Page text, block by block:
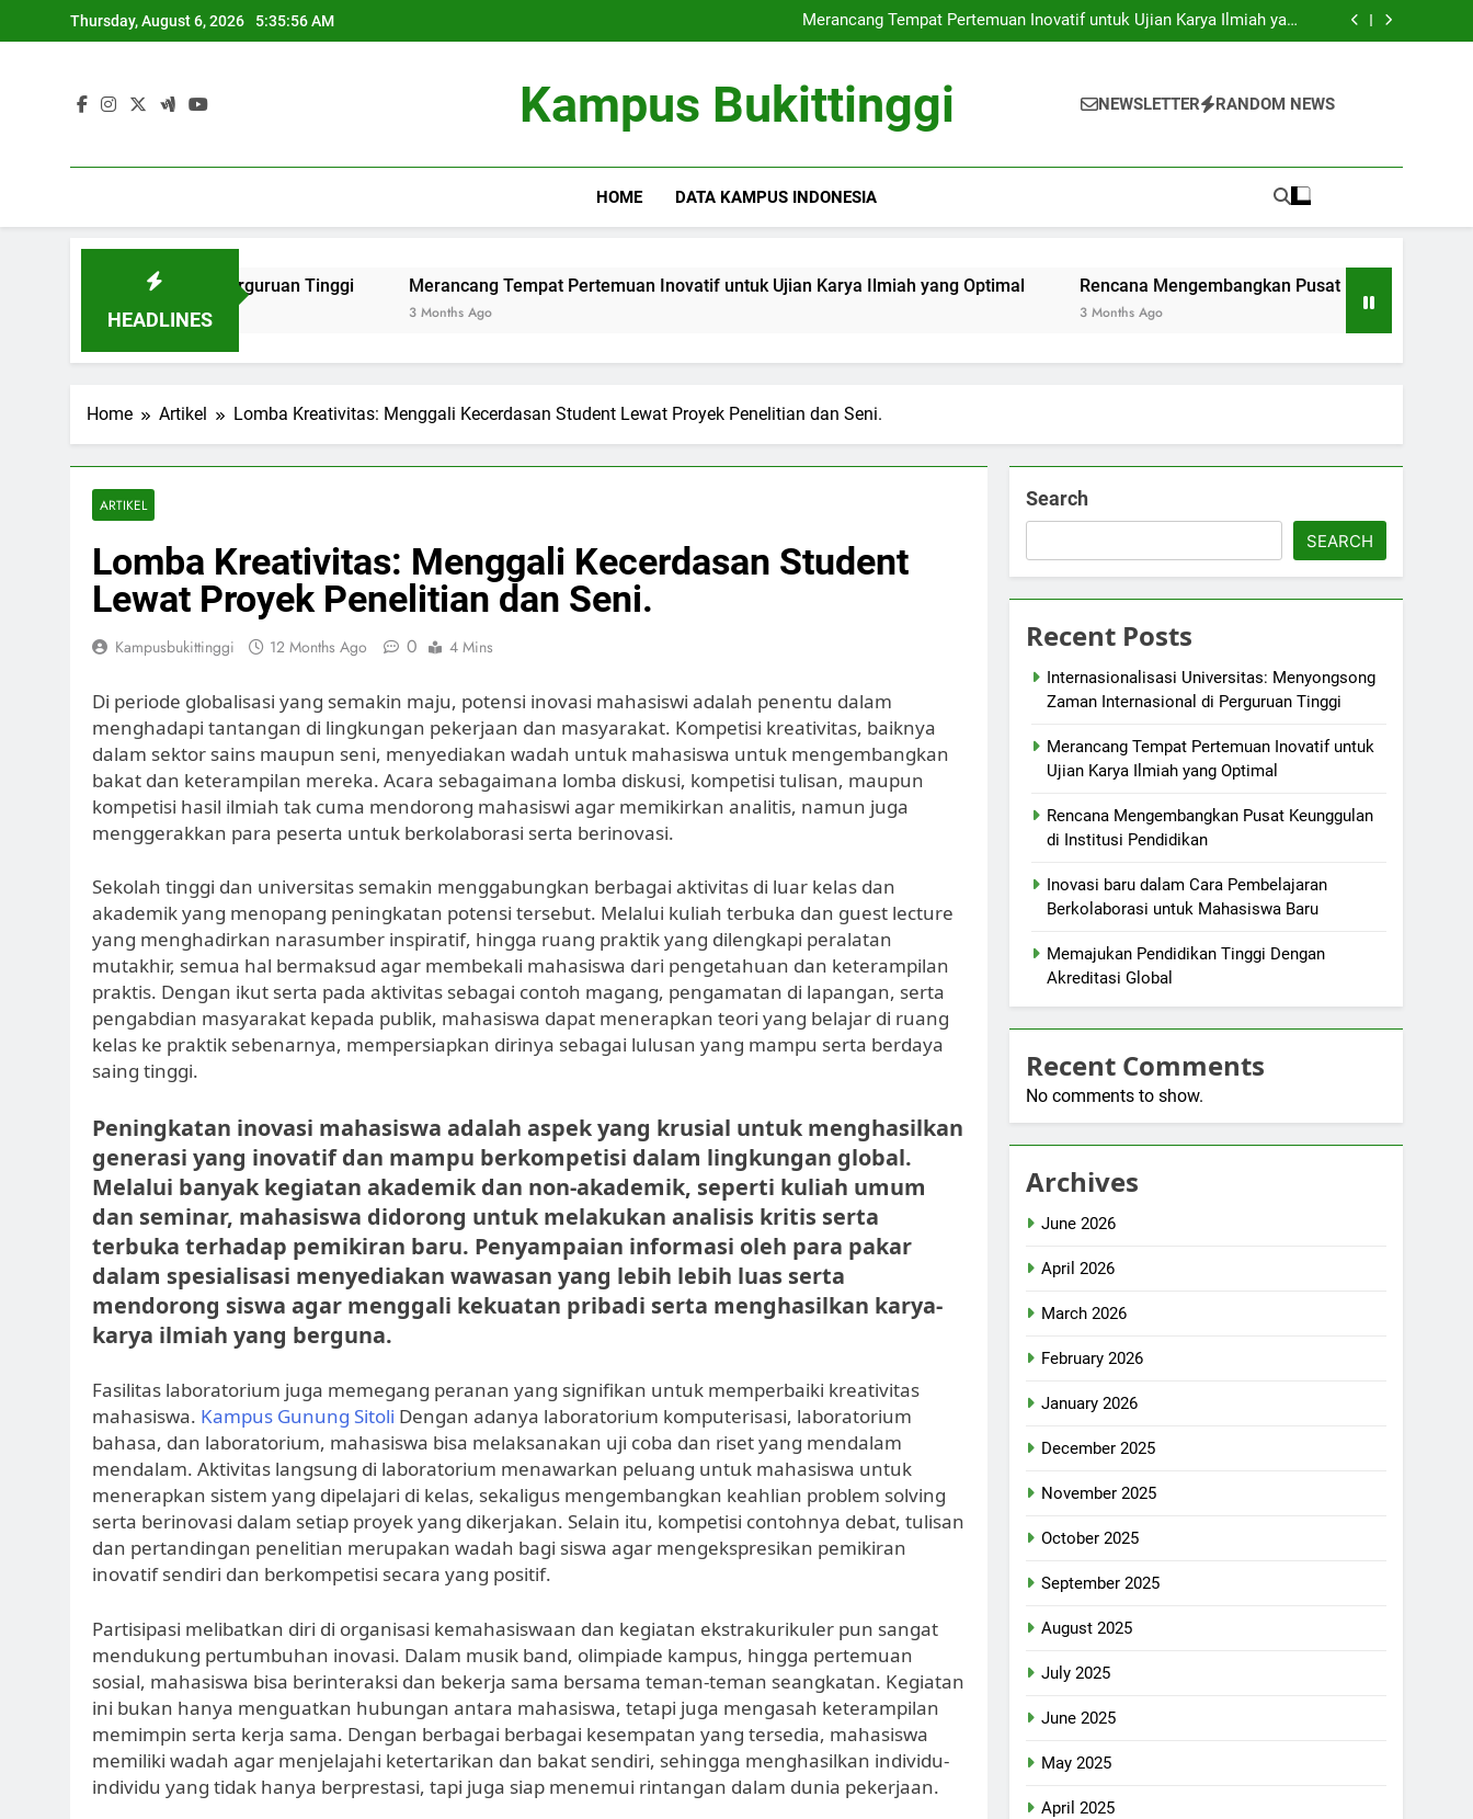
to
Thursday, August 6, 2026 5:35:57 AM
Perguruan Tinggi
Merancang Tempat Pertemuan Inovatif untuk Ujian Karya Ilmiah yang
Optimal
Rencana Mengembangkan Pusat Keunggulan di Institusi Pendidikan
Perguruan Tinggi
Merancang Tempat Pertemuan Inovatif untuk Ujian Karya Ilmiah yang
Rencana Mengembangkan Pusat Keunggulan di Institusi Pendidikan
Kampus Bukittinggi NEWSLETTER RANDOM NEWS
HOME DATA KAMPUS INDONESIA
HEADLINES
di Perguruan Tinggi Merancang Tempat Pertemuan Inovatif untuk Ujian Karya Ilmiah yang Optimal Rencana Mengembangkan Pusat Keunggulan di Institusi
Home Artikel Lomba Kreativitas: Menggali Kecerdasan Student Lewat Proyek Penelitian dan Seni.
ARTIKEL
Lomba Kreativitas: Menggali Kecerdasan Student
Lewat Proyek Penelitian dan Seni.
Kampusbukittinggi 12 Months Ago 0 4 Mins
Di periode globalisasi yang semakin maju, potensi inovasi mahasiswi adalah penentu dalam
menghadapi tantangan di lingkungan pekerjaan dan masyarakat. Kompetisi kreativitas, baiknya
dalam sektor sains maupun seni, menyediakan wadah untuk mahasiswa untuk mengembangkan
bakat dan keterampilan mereka. Acara sebagaimana lomba diskusi, kompetisi tulisan, maupun
kompetisi hasil ilmiah tak cuma mendorong mahasiswi agar memikirkan analitis, namun juga
menggerakkan para peserta untuk berkolaborasi serta berinovasi.
Sekolah tinggi dan universitas semakin menggabungkan berbagai aktivitas di luar kelas dan
akademik yang menopang peningkatan potensi tersebut. Melalui kuliah terbuka dan guest lecture
yang menghadirkan narasumber inspiratif, hingga ruang praktik yang dilengkapi peralatan
mutakhir, semua hal bermaksud agar membekali mahasiswa dari pengetahuan dan keterampilan
praktis. Dengan ikut serta pada aktivitas sebagai contoh magang, pengamatan di lapangan, serta
pengabdian masyarakat kepada publik, mahasiswa dapat menerapkan teori yang belajar di ruang
kelas ke praktik sebenarnya, mempersiapkan dirinya sebagai lulusan yang mampu serta berdaya
saing tinggi.
Peningkatan inovasi mahasiswa adalah aspek yang krusial untuk menghasilkan
generasi yang inovatif dan mampu berkompetisi dalam lingkungan global.
Melalui banyak kegiatan akademik dan non-akademik, seperti kuliah umum
dan seminar, mahasiswa didorong untuk melakukan analisis kritis serta
terbuka terhadap pemikiran baru. Penyampaian informasi oleh para pakar
dalam spesialisasi menyediakan wawasan yang lebih lebih luas serta
mendorong siswa agar menggali kekuatan pribadi serta menghasilkan karya-
karya ilmiah yang berguna.
Fasilitas laboratorium juga memegang peranan yang signifikan untuk memperbaiki kreativitas
mahasiswa. Kampus Gunung Sitoli Dengan adanya laboratorium komputerisasi, laboratorium
bahasa, dan laboratorium, mahasiswa bisa melaksanakan uji coba dan riset yang mendalam
mendalam. Aktivitas langsung di laboratorium menawarkan peluang untuk mahasiswa untuk
menerapkan sistem yang dipelajari di kelas, sekaligus mengembangkan keahlian problem solving
serta berinovasi dalam setiap proyek yang dikerjakan. Selain itu, kompetisi contohnya debat, tulisan
dan pertandingan penelitian merupakan wadah bagi siswa agar mengekspresikan pemikiran
inovatif sendiri dan berkompetisi secara yang positif.
Partisipasi melibatkan diri di organisasi kemahasiswaan dan kegiatan ekstrakurikuler pun sangat
mendukung pertumbuhan inovasi. Dalam musik band, olimpiade kampus, hingga pertemuan
sosial, mahasiswa bisa berinteraksi dan bekerja sama bersama teman-teman seangkatan. Kegiatan
ini bukan hanya menguatkan hubungan antara mahasiswa, tetapi juga mengasah keterampilan
memimpin serta kerja sama. Dengan berbagai berbagai kesempatan yang tersedia, mahasiswa
memiliki wadah agar menjelajahi ketertarikan dan bakat sendiri, sehingga menghasilkan individu-
individu yang tidak hanya berprestasi, tapi juga siap menemui rintangan dalam dunia pekerjaan.
Search
SEARCH
Recent Posts
Internasionalisasi Universitas: Menyongsong
Zaman Internasional di Perguruan Tinggi
Merancang Tempat Pertemuan Inovatif untuk
Ujian Karya Ilmiah yang Optimal
Rencana Mengembangkan Pusat Keunggulan
di Institusi Pendidikan
Inovasi baru dalam Cara Pembelajaran
Berkolaborasi untuk Mahasiswa Baru
Memajukan Pendidikan Tinggi Dengan
Akreditasi Global
Recent Comments
No comments to show.
Archives
June 2026
April 2026
March 2026
February 2026
January 2026
December 2025
November 2025
October 2025
September 2025
August 2025
July 2025
June 2025
May 2025
April 2025